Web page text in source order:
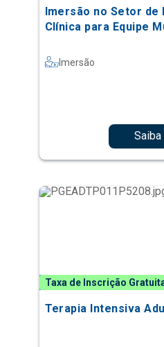
Imersão no Setor
Clínica para Equipe
Imersão
Taxa de Inscrição
Terapia Intensiva